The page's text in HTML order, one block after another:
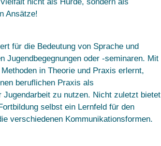
Ansätze!
für die Bedeutung von Sprache und
Jugendbegegnungen oder -seminaren. Mit
in Theorie und Praxis erlernt,
beruflichen Praxis als
zu nutzen. Nicht zuletzt bietet
selbst ein Lernfeld für den
verschiedenen Kommunikationsformen.